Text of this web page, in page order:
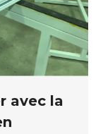
avec la